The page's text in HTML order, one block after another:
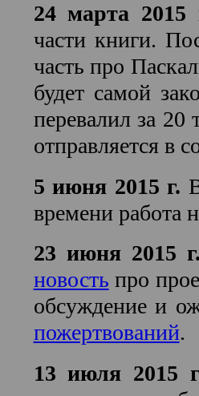
24 марта 2015
части книги.
часть про
будет самой
перевалил за 20
отправляется в
5 июня 2015 г.
времени работа
23 июня 2015 г.
новость про
обсуждение и
пожертвований.
13 июля 2015